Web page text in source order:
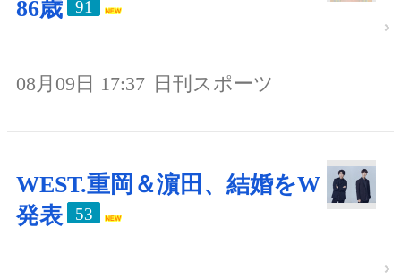
86歳
91
08月09日 17:37 日刊スポーツ
WEST.重岡＆濵田、結婚をW
発表
53